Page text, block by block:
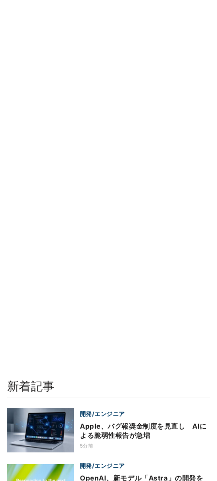
新着記事
開発/エンジニア
Apple、バグ報奨金制度を見直し AIに
よる脆弱性報告が急増
5分前
開発/エンジニア
OpenAI、新モデル「Astra」の開発を